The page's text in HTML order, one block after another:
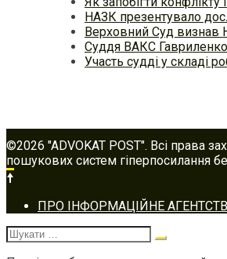
НАЗК презентувало
Верховний Суд визнав
Суддя ВАКС Гавриленко
Участь судді у складі
©2026 "ADVOKAT POST". Всі права
пошукових систем гіперпосилання
Footer
navigation
ПРО ІНФОРМАЦІЙНЕ
Шукати: